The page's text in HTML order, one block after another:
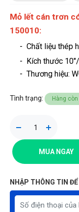
Mỏ lết cán trơn
150010:
- Chất liệu thép
- Kích thước
- Thương hiệu:
Tình trạng: Hàng
MUA NGAY
NHẬP THÔNG TIN